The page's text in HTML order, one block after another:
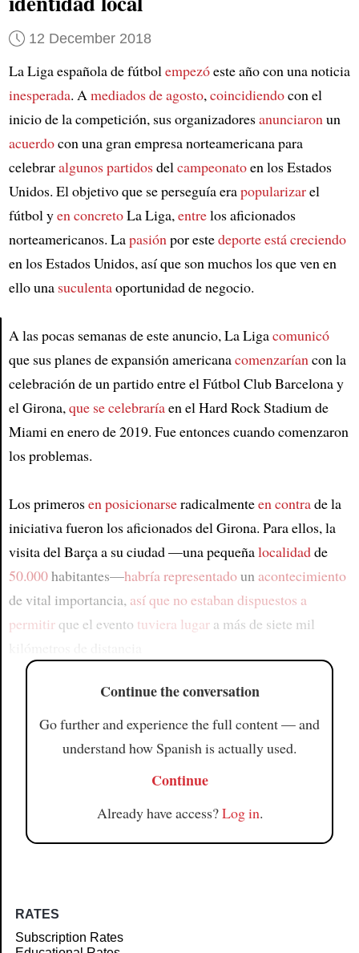
Article
12 December 2018
La Liga española de fútbolempezóeste año con una noticia
inesperada. Amediados de agosto,coincidiendocon el
inicio de la competición, sus organizadoresanunciaronun
acuerdocon una gran empresa norteamericana para
celebraralgunos partidosdelcampeonatoen los Estados
Unidos. El objetivo que se perseguía erapopularizarel
fútbol yen concretoLa Liga,entrelos aficionados
norteamericanos. Lapasiónpor estedeporteestá creciendo
en los Estados Unidos, así que son muchos los que ven en
ello una suculentaoportunidad de negocio.
A las pocas semanas de este anuncio, La Ligacomunicó
que sus planes de expansión americanacomenzaríancon la
celebración de un partido entre el Fútbol Club Barcelona y
el Girona,que se celebraríaen el Hard Rock Stadium de
Miami en enero de 2019. Fue entonces cuando comenzaron
los problemas.
Los primerosen posicionarseradicalmenteen contrade la
iniciativa fueron los aficionados del Girona. Para ellos, la
visita del Barça a su ciudad —una pequeñalocalidadde
50.000habitantes—habría representadounacontecimiento
de vital importancia, así que no estaban dispuestos a
permitirque el evento tuviera lugara más de siete mil
Continue the conversation
Go further and experience the full content — and
understand how Spanish is actually used.
Continue
Already have access?Log in.
RATES
Subscription Rates